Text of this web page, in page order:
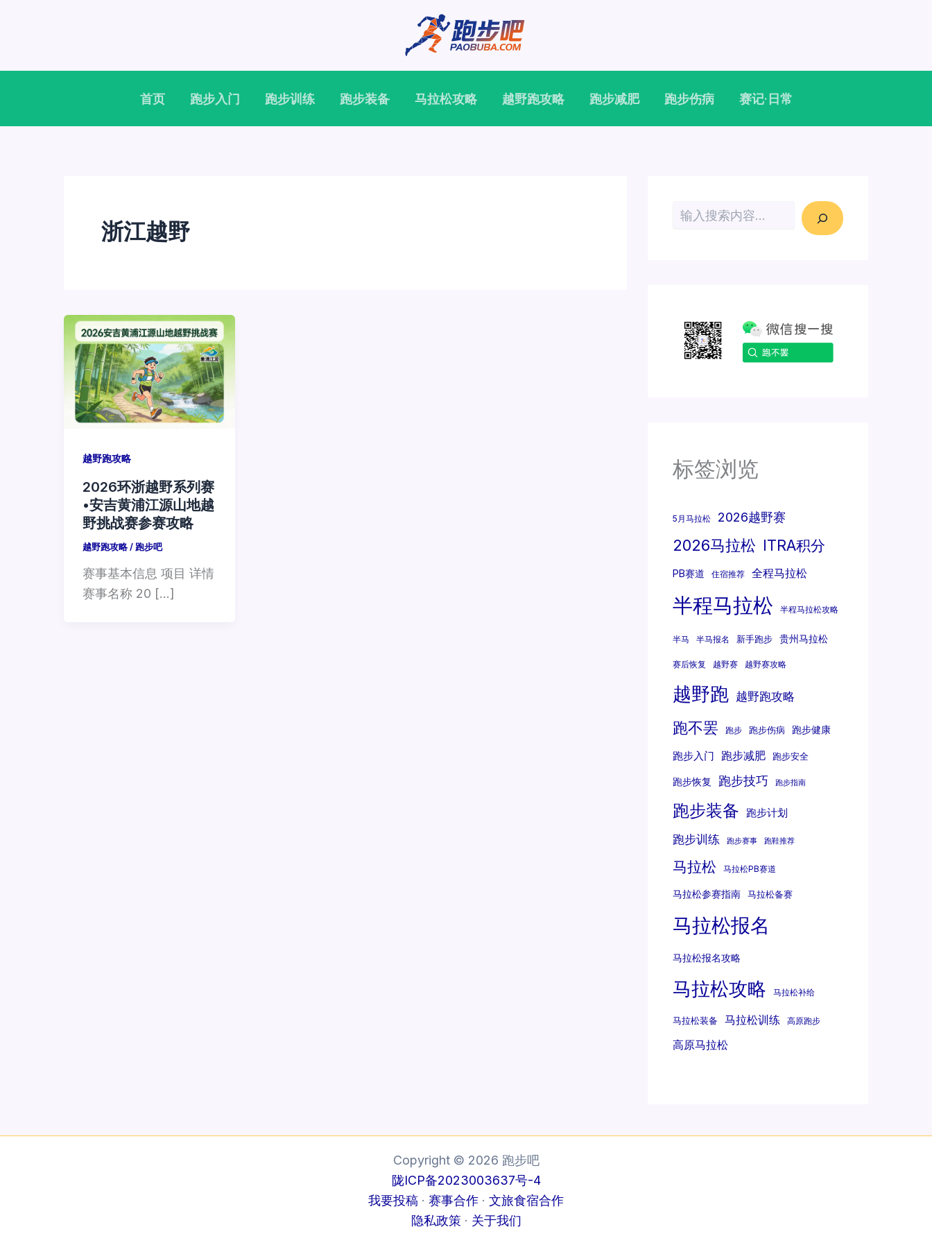
容
首页
跑步入门 跑步训练 跑步装备 马拉松攻略 越野跑攻略 跑步减肥 跑步伤病 赛记·日常
浙江越野
越野跑攻略
2026环浙越野系列赛
•安吉黄浦江源山地越
野挑战赛参赛攻略
越野跑攻略/ 跑步吧
赛事基本信息 项目 详情
赛事名称 20 […]
搜索
标签浏览
5月马拉松 2026越野赛
2026马拉松 ITRA积分
PB赛道 住宿推荐 全程马拉松
半程马拉松 半程马拉松攻略
半马 半马报名 新手跑步 贵州马拉松
赛后恢复 越野赛 越野赛攻略
越野跑 越野跑攻略
跑不罢 跑步 跑步伤病 跑步健康
跑步入门 跑步减肥 跑步安全
跑步恢复 跑步技巧 跑步指南
跑步装备 跑步计划
跑步训练 跑步赛事 跑鞋推荐
马拉松 马拉松PB赛道
马拉松参赛指南 马拉松备赛
马拉松报名
马拉松报名攻略
马拉松攻略 马拉松补给
马拉松装备 马拉松训练 高原跑步
高原马拉松
Copyright © 2026 跑步吧
陇ICP备2023003637号-4
我要投稿 · 赛事合作 · 文旅食宿合作
隐私政策· 关于我们